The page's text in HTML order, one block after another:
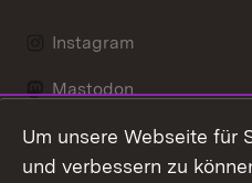
Instagram
Mastodon
Messenger
Um unsere Webseite für
und verbessern zu